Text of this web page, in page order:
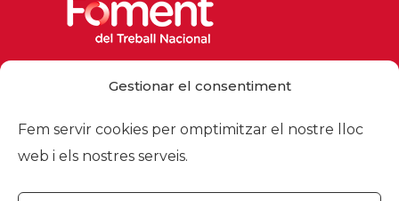
Gestionar el consentiment
Fem servir cookies per omptimitzar el nostre lloc
web i els nostres serveis.
foment@foment.com